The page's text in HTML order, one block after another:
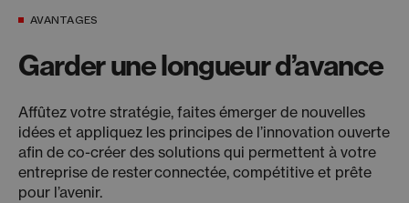
AVANTAGES
Garder une longueur d’avance
Affûtez votre stratégie, faites émerger de nouvelles
idées et appliquez les principes de l’innovation ouverte
afin de co-créer des solutions qui permettent à votre
entreprise de rester connectée, compétitive et prête
pour l’avenir.